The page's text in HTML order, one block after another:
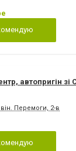
автопригін
Перемоги, 2-в